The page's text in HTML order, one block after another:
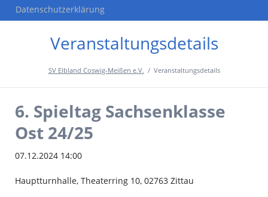
Datenschutzerklärung
Veranstaltungsdetails
SV Elbland Coswig-Meißen e.V. Veranstaltungsdetails
6. Spieltag Sachsenklasse
Ost 24/25
07.12.2024 14:00
Hauptturnhalle, Theaterring 10, 02763 Zittau